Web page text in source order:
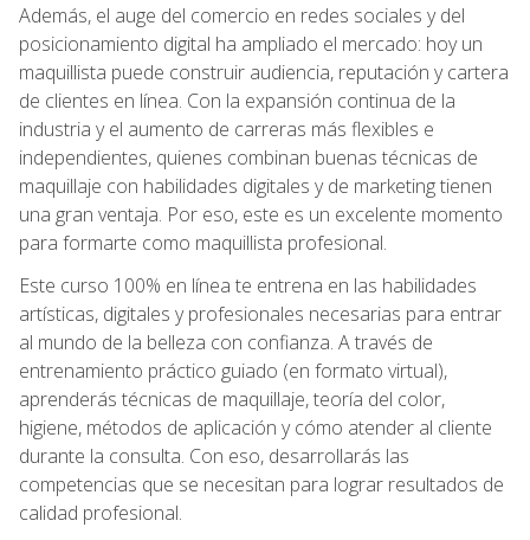
Además, el auge del comercio en redes sociales y del
posicionamiento digital ha ampliado el mercado: hoy un
maquillista puede construir audiencia, reputación y cartera
de clientes en línea. Con la expansión continua de la
industria y el aumento de carreras más flexibles e
independientes, quienes combinan buenas técnicas de
maquillaje con habilidades digitales y de marketing tienen
una gran ventaja. Por eso, este es un excelente momento
para formarte como maquillista profesional.
Este curso 100% en línea te entrena en las habilidades
artísticas, digitales y profesionales necesarias para entrar
al mundo de la belleza con confianza. A través de
entrenamiento práctico guiado (en formato virtual),
aprenderás técnicas de maquillaje, teoría del color,
higiene, métodos de aplicación y cómo atender al cliente
durante la consulta. Con eso, desarrollarás las
competencias que se necesitan para lograr resultados de
calidad profesional.